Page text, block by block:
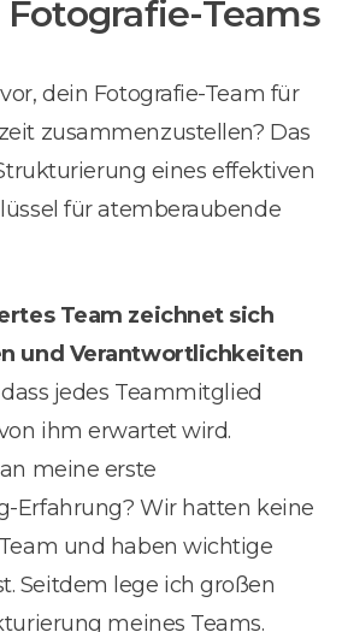
Teams
dein Fotografie-Team für
zusammenzustellen? Das
eines effektiven
für atemberaubende
Team zeichnet sich
und Verantwortlichkeiten
jedes Teammitglied
ihm erwartet wird.
meine erste
Erfahrung? Wir hatten keine
und haben wichtige
Seitdem lege ich großen
meines Teams.